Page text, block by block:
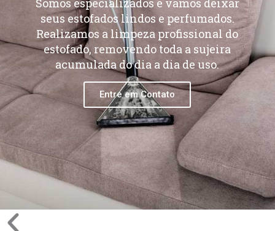
seus estofados lindos e perfumados.
Realizamos a limpeza profissional do
estofado, removendo toda a sujeira
acumulada do dia a dia de uso.
Entre em Contato